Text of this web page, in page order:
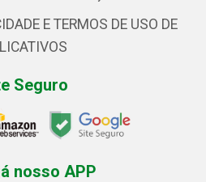
E TERMOS DE USO DE
Seguro
nosso APP